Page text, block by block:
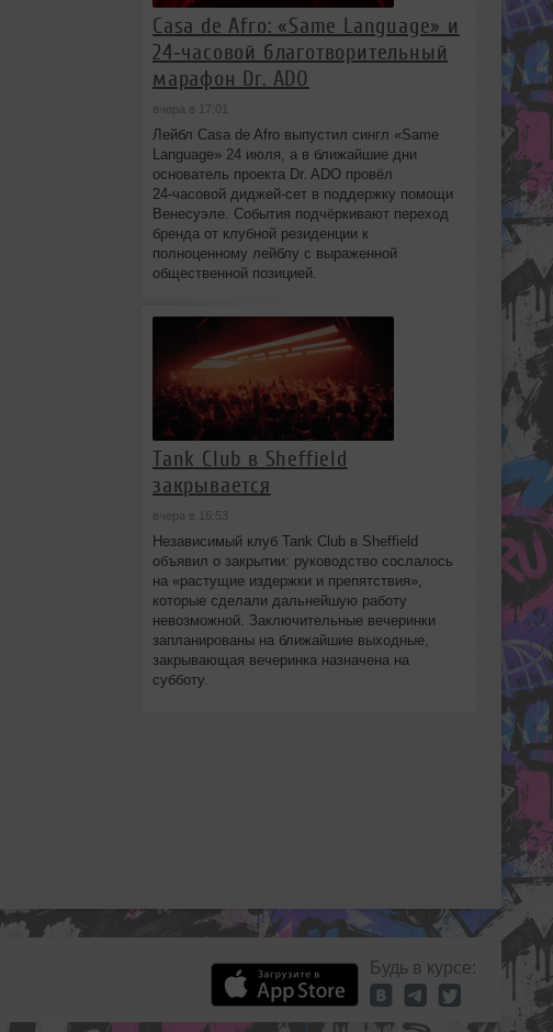
Casa de Afro: «Same Language» и
24‑часовой благотворительный
марафон Dr. ADO
вчера в 17:01
Лейбл Casa de Afro выпустил сингл «Same
Language» 24 июля, а в ближайшие дни
основатель проекта Dr. ADO провёл
24‑часовой диджей‑сет в поддержку помощи
Венесуэле. События подчёркивают переход
бренда от клубной резиденции к
полноценному лейблу с выраженной
общественной позицией.
Tank Club в Sheffield
закрывается
вчера в 16:53
Независимый клуб Tank Club в Sheffield
объявил о закрытии: руководство сослалось
на «растущие издержки и препятствия»,
которые сделали дальнейшую работу
невозможной. Заключительные вечеринки
запланированы на ближайшие выходные,
закрывающая вечеринка назначена на
субботу.
Будь в курсе: